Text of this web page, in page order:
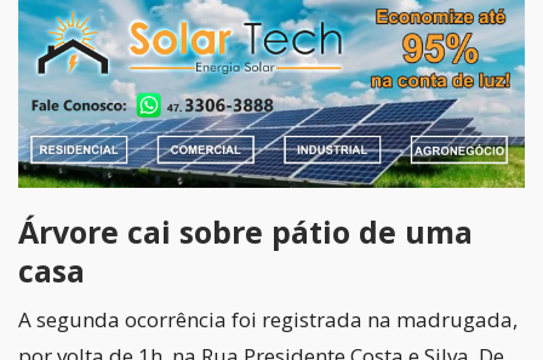
Árvore cai sobre pátio de uma
casa
A segunda ocorrência foi registrada na madrugada,